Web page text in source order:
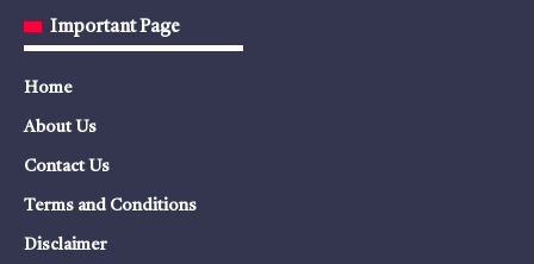
Important Page
Home
About Us
Contact Us
Terms and Conditions
Disclaimer